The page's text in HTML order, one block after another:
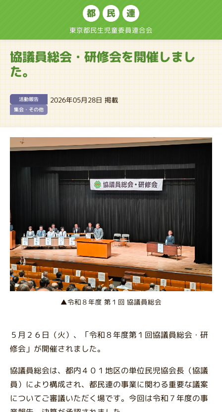
都 民 連
東京都民生児童委員連合会
協議員総会・研修会を開催しまし
た。
活動報告
集会・その他
2026年05月28日 掲載
▲令和８年度 第１回 協議員総会
５月２６日（火）、「令和８年度第１回協議員総会・研
修会」が開催されました。
協議員総会は、都内４０１地区の単位民児協会長（協議
員）により構成され、都民連の事業に関わる重要な議案
についてご審議いただく場です。今回は令和７年度の事